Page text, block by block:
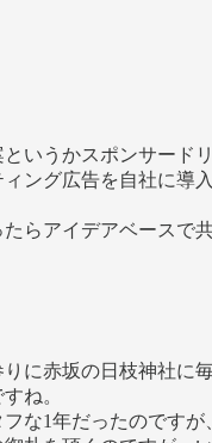
いうかスポンサード
ング広告を自社に導
らアイデアベースで共
に赤坂の日枝神社に
ね。
な1年だったのですが